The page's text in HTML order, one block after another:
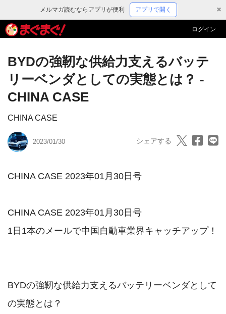
メルマガ読むならアプリが便利 アプリで開く ✖
ログイン
BYDの強靭な供給力支えるバッテ
リーベンダとしての実態とは？ -
CHINA CASE
CHINA CASE
2023/01/30 シェアする
CHINA CASE 2023年01月30日号
CHINA CASE 2023年01月30日号
1日1本のメールで中国自動車業界キャッチアップ！
BYDの強靭な供給力支えるバッテリーベンダとして
の実態とは？